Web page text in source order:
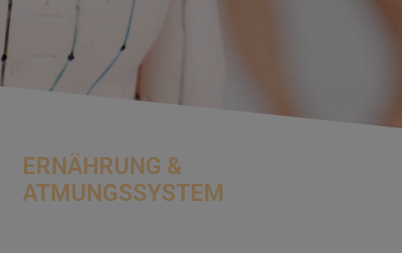
ERNÄHRUNG &
ATMUNGSSYSTEM